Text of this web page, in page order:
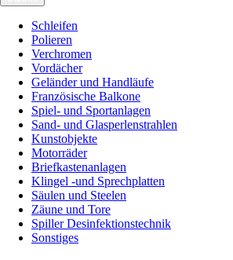
Schleifen
Polieren
Verchromen
Vordächer
Geländer und Handläufe
Französische Balkone
Spiel- und Sportanlagen
Sand- und Glasperlenstrahlen
Kunstobjekte
Motorräder
Briefkastenanlagen
Klingel -und Sprechplatten
Säulen und Steelen
Zäune und Tore
Spiller Desinfektionstechnik
Sonstiges